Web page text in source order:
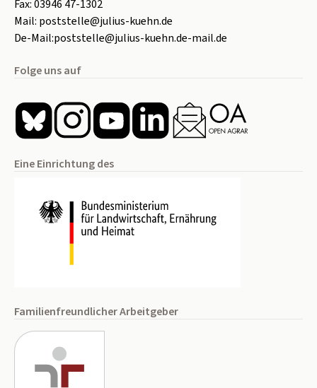
Fax:03946 47-1302
Mail: poststelle@julius-kuehn.de
De-Mail:poststelle@julius-kuehn.de-mail.de
Folge uns auf
Eine Einrichtung des
Familienfreundlicher Arbeitgeber